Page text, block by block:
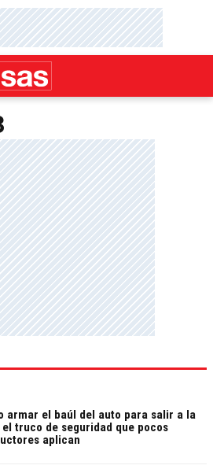
armar el baúl del auto para salir a la
truco de seguridad que pocos
aplican